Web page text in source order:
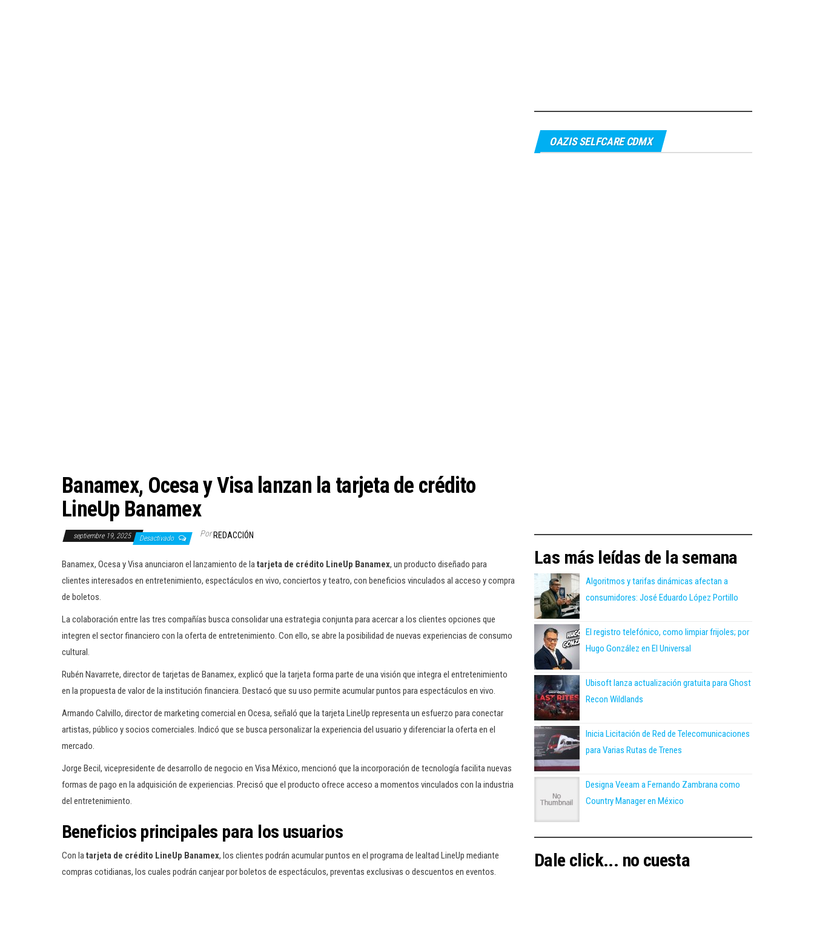
Banamex, Ocesa y Visa lanzan la tarjeta de crédito
LineUp Banamex
septiembre 19, 2025 Desactivado Por REDACCIÓN
Banamex, Ocesa y Visa anunciaron el lanzamiento de latarjeta de crédito LineUp Banamex, un producto diseñado para
clientes interesados en entretenimiento, espectáculos en vivo, conciertos y teatro, con beneficios vinculados al acceso y compra
de boletos.
La colaboración entre las tres compañías busca consolidar una estrategia conjunta para acercar a los clientes opciones que
integren el sector financiero con la oferta de entretenimiento. Con ello, se abre la posibilidad de nuevas experiencias de consumo
cultural.
Rubén Navarrete, director de tarjetas de Banamex, explicó que la tarjeta forma parte de una visión que integra el entretenimiento
en la propuesta de valor de la institución financiera. Destacó que su uso permite acumular puntos para espectáculos en vivo.
Armando Calvillo, director de marketing comercial en Ocesa, señaló que la tarjeta LineUp representa un esfuerzo para conectar
artistas, público y socios comerciales. Indicó que se busca personalizar la experiencia del usuario y diferenciar la oferta en el
mercado.
Jorge Becil, vicepresidente de desarrollo de negocio en Visa México, mencionó que la incorporación de tecnología facilita nuevas
formas de pago en la adquisición de experiencias. Precisó que el producto ofrece acceso a momentos vinculados con la industria
del entretenimiento.
Beneficios principales para los usuarios
Con latarjeta de crédito LineUp Banamex, los clientes podrán acumular puntos en el programa de lealtad LineUp mediante
compras cotidianas, los cuales podrán canjear por boletos de espectáculos, preventas exclusivas o descuentos en eventos.
OAZIS SELFCARE CDMX
Las más leídas de la semana
Algoritmos y tarifas dinámicas afectan a
consumidores: José Eduardo López Portillo
El registro telefónico, como limpiar frijoles; por
Hugo González en El Universal
Ubisoft lanza actualización gratuita para Ghost
Recon Wildlands
Inicia Licitación de Red de Telecomunicaciones
para Varias Rutas de Trenes
Designa Veeam a Fernando Zambrana como
Country Manager en México
Dale click... no cuesta